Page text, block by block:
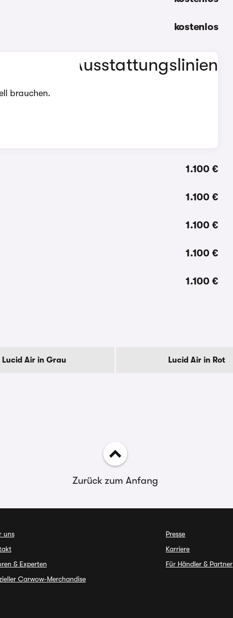
kostenlos
brauchen.
1.100 €
1.100 €
1.100 €
1.100 €
1.100 €
Lucid Air in Grau Lucid Air in Rot
Zurück zum Anfang
uns
& Experten
Carwow-Merchandise
Presse
Karriere
Für Händler & Partner